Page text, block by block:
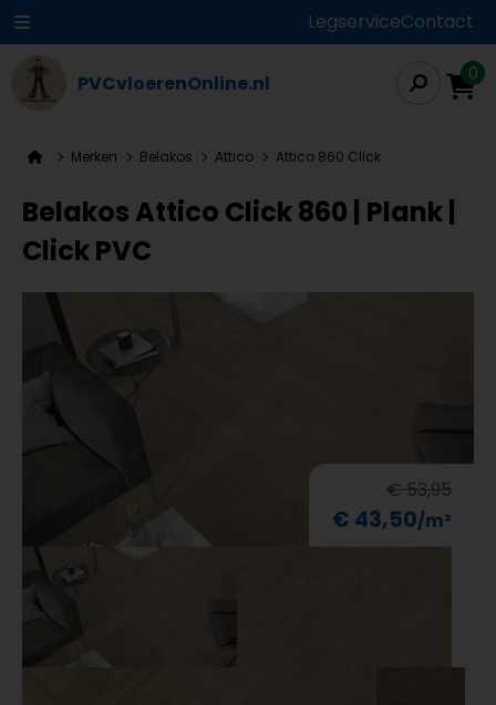
LegserviceContact
PVCvloerenOnline.nl 0
Merken Belakos Attico Attico 860 Click
Belakos Attico Click 860 | Plank |
Click PVC
€ 53,95
€ 43,50